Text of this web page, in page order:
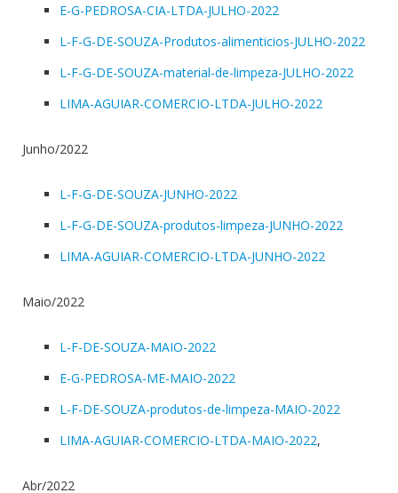
E-G-PEDROSA-CIA-LTDA-JULHO-2022
L-F-G-DE-SOUZA-Produtos-alimenticios-JULHO-2022
L-F-G-DE-SOUZA-material-de-limpeza-JULHO-2022
LIMA-AGUIAR-COMERCIO-LTDA-JULHO-2022
Junho/2022
L-F-G-DE-SOUZA-JUNHO-2022
L-F-G-DE-SOUZA-produtos-limpeza-JUNHO-2022
LIMA-AGUIAR-COMERCIO-LTDA-JUNHO-2022
Maio/2022
L-F-DE-SOUZA-MAIO-2022
E-G-PEDROSA-ME-MAIO-2022
L-F-DE-SOUZA-produtos-de-limpeza-MAIO-2022
LIMA-AGUIAR-COMERCIO-LTDA-MAIO-2022,
Abr/2022